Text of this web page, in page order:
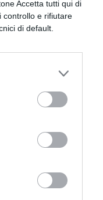
Accetta tutti qui di
controllo e rifiutare
di default.
questi
quasi
tra
verità di
i